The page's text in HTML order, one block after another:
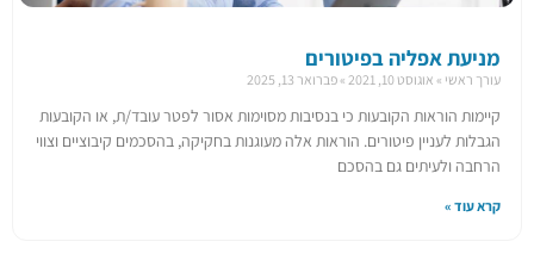
מניעת אפליה בפיטורים
עורך ראשי אוגוסט 10, 2021 פברואר 13, 2025
קיימות הוראות הקובעות כי בנסיבות מסוימות אסור לפטר עובד/ת, או הקובעות
הגבלות לעניין פיטורים. הוראות אלה מעוגנות בחקיקה, בהסכמים קיבוציים וצווי
הרחבה ולעיתים גם בהסכם
קרא עוד »